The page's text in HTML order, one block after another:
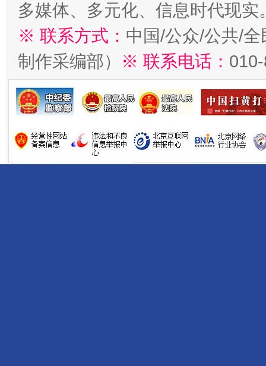
多媒体、多元化、信息时代现实
※ 联系方式： 中国/公众/公共/
制作采编部）
※ 联系电话：